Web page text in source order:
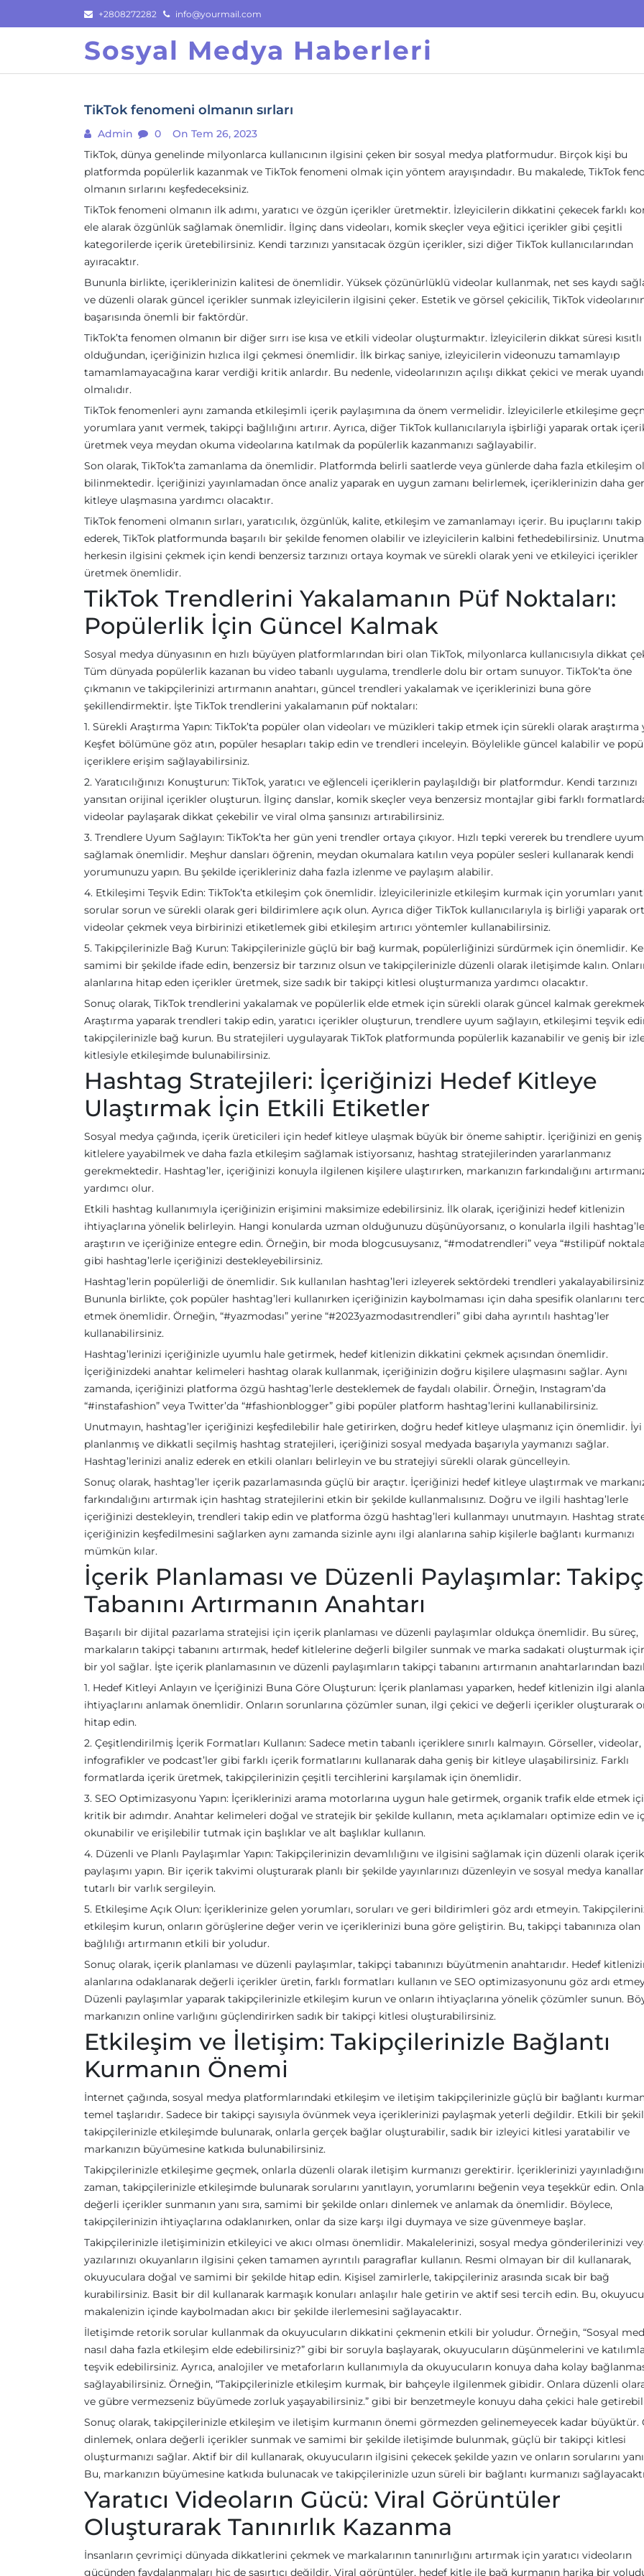
to
+2808272282 info@yourmail.com
Sosyal Medya Haberleri
TikTok fenomeni olmanın sırları
Admin 0
On Tem 26, 2023
TikTok, dünya genelinde milyonlarca kullanıcının ilgisini çeken bir sosyal medya platformudur. Birçok kişi bu
platformda popülerlik kazanmak ve TikTok fenomeni olmak için yöntem arayışındadır. Bu makalede, TikTok
olmanın sırlarını keşfedeceksiniz.
TikTok fenomeni olmanın ilk adımı, yaratıcı ve özgün içerikler üretmektir. İzleyicilerin dikkatini çekecek farklı
ele alarak özgünlük sağlamak önemlidir. İlginç dans videoları, komik skeçler veya eğitici içerikler gibi çeşitli
kategorilerde içerik üretebilirsiniz. Kendi tarzınızı yansıtacak özgün içerikler, sizi diğer TikTok kullanıcılarından
ayıracaktır.
Bununla birlikte, içeriklerinizin kalitesi de önemlidir. Yüksek çözünürlüklü videolar kullanmak, net ses kaydı
ve düzenli olarak güncel içerikler sunmak izleyicilerin ilgisini çeker. Estetik ve görsel çekicilik, TikTok
başarısında önemli bir faktördür.
TikTok’ta fenomen olmanın bir diğer sırrı ise kısa ve etkili videolar oluşturmaktır. İzleyicilerin dikkat süresi kısıtlı
olduğundan, içeriğinizin hızlıca ilgi çekmesi önemlidir. İlk birkaç saniye, izleyicilerin videonuzu tamamlayıp
tamamlamayacağına karar verdiği kritik anlardır. Bu nedenle, videolarınızın açılışı dikkat çekici ve merak
olmalıdır.
TikTok fenomenleri aynı zamanda etkileşimli içerik paylaşımına da önem vermelidir. İzleyicilerle etkileşime
yorumlara yanıt vermek, takipçi bağlılığını artırır. Ayrıca, diğer TikTok kullanıcılarıyla işbirliği yaparak ortak
üretmek veya meydan okuma videolarına katılmak da popülerlik kazanmanızı sağlayabilir.
Son olarak, TikTok’ta zamanlama da önemlidir. Platformda belirli saatlerde veya günlerde daha fazla etkileşim
bilinmektedir. İçeriğinizi yayınlamadan önce analiz yaparak en uygun zamanı belirlemek, içeriklerinizin daha
kitleye ulaşmasına yardımcı olacaktır.
TikTok fenomeni olmanın sırları, yaratıcılık, özgünlük, kalite, etkileşim ve zamanlamayı içerir. Bu ipuçlarını takip
ederek, TikTok platformunda başarılı bir şekilde fenomen olabilir ve izleyicilerin kalbini fethedebilirsiniz.
herkesin ilgisini çekmek için kendi benzersiz tarzınızı ortaya koymak ve sürekli olarak yeni ve etkileyici içerikler
üretmek önemlidir.
TikTok Trendlerini Yakalamanın Püf Noktaları:
Popülerlik İçin Güncel Kalmak
Sosyal medya dünyasının en hızlı büyüyen platformlarından biri olan TikTok, milyonlarca kullanıcısıyla dikkat
Tüm dünyada popülerlik kazanan bu video tabanlı uygulama, trendlerle dolu bir ortam sunuyor. TikTok’ta öne
çıkmanın ve takipçilerinizi artırmanın anahtarı, güncel trendleri yakalamak ve içeriklerinizi buna göre
şekillendirmektir. İşte TikTok trendlerini yakalamanın püf noktaları:
1. Sürekli Araştırma Yapın: TikTok’ta popüler olan videoları ve müzikleri takip etmek için sürekli olarak araştırma
Keşfet bölümüne göz atın, popüler hesapları takip edin ve trendleri inceleyin. Böylelikle güncel kalabilir ve
içeriklere erişim sağlayabilirsiniz.
2. Yaratıcılığınızı Konuşturun: TikTok, yaratıcı ve eğlenceli içeriklerin paylaşıldığı bir platformdur. Kendi tarzınızı
yansıtan orijinal içerikler oluşturun. İlginç danslar, komik skeçler veya benzersiz montajlar gibi farklı
videolar paylaşarak dikkat çekebilir ve viral olma şansınızı artırabilirsiniz.
3. Trendlere Uyum Sağlayın: TikTok’ta her gün yeni trendler ortaya çıkıyor. Hızlı tepki vererek bu trendlere uyum
sağlamak önemlidir. Meşhur dansları öğrenin, meydan okumalara katılın veya popüler sesleri kullanarak kendi
yorumunuzu yapın. Bu şekilde içerikleriniz daha fazla izlenme ve paylaşım alabilir.
4. Etkileşimi Teşvik Edin: TikTok’ta etkileşim çok önemlidir. İzleyicilerinizle etkileşim kurmak için yorumları
sorular sorun ve sürekli olarak geri bildirimlere açık olun. Ayrıca diğer TikTok kullanıcılarıyla iş birliği yaparak
videolar çekmek veya birbirinizi etiketlemek gibi etkileşim artırıcı yöntemler kullanabilirsiniz.
5. Takipçilerinizle Bağ Kurun: Takipçilerinizle güçlü bir bağ kurmak, popülerliğinizi sürdürmek için önemlidir.
samimi bir şekilde ifade edin, benzersiz bir tarzınız olsun ve takipçilerinizle düzenli olarak iletişimde kalın.
alanlarına hitap eden içerikler üretmek, size sadık bir takipçi kitlesi oluşturmanıza yardımcı olacaktır.
Sonuç olarak, TikTok trendlerini yakalamak ve popülerlik elde etmek için sürekli olarak güncel kalmak
Araştırma yaparak trendleri takip edin, yaratıcı içerikler oluşturun, trendlere uyum sağlayın, etkileşimi teşvik
takipçilerinizle bağ kurun. Bu stratejileri uygulayarak TikTok platformunda popülerlik kazanabilir ve geniş bir
kitlesiyle etkileşimde bulunabilirsiniz.
Hashtag Stratejileri: İçeriğinizi Hedef Kitleye
Ulaştırmak İçin Etkili Etiketler
Sosyal medya çağında, içerik üreticileri için hedef kitleye ulaşmak büyük bir öneme sahiptir. İçeriğinizi en geniş
kitlelere yayabilmek ve daha fazla etkileşim sağlamak istiyorsanız, hashtag stratejilerinden yararlanmanız
gerekmektedir. Hashtag’ler, içeriğinizi konuyla ilgilenen kişilere ulaştırırken, markanızın farkındalığını
yardımcı olur.
Etkili hashtag kullanımıyla içeriğinizin erişimini maksimize edebilirsiniz. İlk olarak, içeriğinizi hedef kitlenizin
ihtiyaçlarına yönelik belirleyin. Hangi konularda uzman olduğunuzu düşünüyorsanız, o konularla ilgili
araştırın ve içeriğinize entegre edin. Örneğin, bir moda blogcusuysanız, “#modatrendleri” veya “#stilipüf
gibi hashtag’lerle içeriğinizi destekleyebilirsiniz.
Hashtag’lerin popülerliği de önemlidir. Sık kullanılan hashtag’leri izleyerek sektördeki trendleri
Bununla birlikte, çok popüler hashtag’leri kullanırken içeriğinizin kaybolmaması için daha spesifik olanlarını
etmek önemlidir. Örneğin, “#yazmodası” yerine “#2023yazmodasıtrendleri” gibi daha ayrıntılı hashtag’ler
kullanabilirsiniz.
Hashtag’lerinizi içeriğinizle uyumlu hale getirmek, hedef kitlenizin dikkatini çekmek açısından önemlidir.
İçeriğinizdeki anahtar kelimeleri hashtag olarak kullanmak, içeriğinizin doğru kişilere ulaşmasını sağlar. Aynı
zamanda, içeriğinizi platforma özgü hashtag’lerle desteklemek de faydalı olabilir. Örneğin, Instagram’da
“#instafashion” veya Twitter’da “#fashionblogger” gibi popüler platform hashtag’lerini kullanabilirsiniz.
Unutmayın, hashtag’ler içeriğinizi keşfedilebilir hale getirirken, doğru hedef kitleye ulaşmanız için önemlidir. İyi
planlanmış ve dikkatli seçilmiş hashtag stratejileri, içeriğinizi sosyal medyada başarıyla yaymanızı sağlar.
Hashtag’lerinizi analiz ederek en etkili olanları belirleyin ve bu stratejiyi sürekli olarak güncelleyin.
Sonuç olarak, hashtag’ler içerik pazarlamasında güçlü bir araçtır. İçeriğinizi hedef kitleye ulaştırmak ve
farkındalığını artırmak için hashtag stratejilerini etkin bir şekilde kullanmalısınız. Doğru ve ilgili hashtag’lerle
içeriğinizi destekleyin, trendleri takip edin ve platforma özgü hashtag’leri kullanmayı unutmayın. Hashtag
içeriğinizin keşfedilmesini sağlarken aynı zamanda sizinle aynı ilgi alanlarına sahip kişilerle bağlantı kurmanızı
mümkün kılar.
İçerik Planlaması ve Düzenli Paylaşımlar:
Tabanını Artırmanın Anahtarı
Başarılı bir dijital pazarlama stratejisi için içerik planlaması ve düzenli paylaşımlar oldukça önemlidir. Bu süreç,
markaların takipçi tabanını artırmak, hedef kitlelerine değerli bilgiler sunmak ve marka sadakati oluşturmak
bir yol sağlar. İşte içerik planlamasının ve düzenli paylaşımların takipçi tabanını artırmanın anahtarlarından
1. Hedef Kitleyi Anlayın ve İçeriğinizi Buna Göre Oluşturun: İçerik planlaması yaparken, hedef kitlenizin ilgi
ihtiyaçlarını anlamak önemlidir. Onların sorunlarına çözümler sunan, ilgi çekici ve değerli içerikler oluşturarak
hitap edin.
2. Çeşitlendirilmiş İçerik Formatları Kullanın: Sadece metin tabanlı içeriklere sınırlı kalmayın. Görseller, videolar,
infografikler ve podcast’ler gibi farklı içerik formatlarını kullanarak daha geniş bir kitleye ulaşabilirsiniz. Farklı
formatlarda içerik üretmek, takipçilerinizin çeşitli tercihlerini karşılamak için önemlidir.
3. SEO Optimizasyonu Yapın: İçeriklerinizi arama motorlarına uygun hale getirmek, organik trafik elde etmek
kritik bir adımdır. Anahtar kelimeleri doğal ve stratejik bir şekilde kullanın, meta açıklamaları optimize edin ve
okunabilir ve erişilebilir tutmak için başlıklar ve alt başlıklar kullanın.
4. Düzenli ve Planlı Paylaşımlar Yapın: Takipçilerinizin devamlılığını ve ilgisini sağlamak için düzenli olarak içerik
paylaşımı yapın. Bir içerik takvimi oluşturarak planlı bir şekilde yayınlarınızı düzenleyin ve sosyal medya
tutarlı bir varlık sergileyin.
5. Etkileşime Açık Olun: İçeriklerinize gelen yorumları, soruları ve geri bildirimleri göz ardı etmeyin.
etkileşim kurun, onların görüşlerine değer verin ve içeriklerinizi buna göre geliştirin. Bu, takipçi tabanınıza olan
bağlılığı artırmanın etkili bir yoludur.
Sonuç olarak, içerik planlaması ve düzenli paylaşımlar, takipçi tabanınızı büyütmenin anahtarıdır. Hedef
alanlarına odaklanarak değerli içerikler üretin, farklı formatları kullanın ve SEO optimizasyonunu göz ardı
Düzenli paylaşımlar yaparak takipçilerinizle etkileşim kurun ve onların ihtiyaçlarına yönelik çözümler sunun.
markanızın online varlığını güçlendirirken sadık bir takipçi kitlesi oluşturabilirsiniz.
Etkileşim ve İletişim: Takipçilerinizle Bağlantı
Kurmanın Önemi
İnternet çağında, sosyal medya platformlarındaki etkileşim ve iletişim takipçilerinizle güçlü bir bağlantı
temel taşlarıdır. Sadece bir takipçi sayısıyla övünmek veya içeriklerinizi paylaşmak yeterli değildir. Etkili bir
takipçilerinizle etkileşimde bulunarak, onlarla gerçek bağlar oluşturabilir, sadık bir izleyici kitlesi yaratabilir ve
markanızın büyümesine katkıda bulunabilirsiniz.
Takipçilerinizle etkileşime geçmek, onlarla düzenli olarak iletişim kurmanızı gerektirir. İçeriklerinizi
zaman, takipçilerinizle etkileşimde bulunarak sorularını yanıtlayın, yorumlarını beğenin veya teşekkür edin.
değerli içerikler sunmanın yanı sıra, samimi bir şekilde onları dinlemek ve anlamak da önemlidir. Böylece,
takipçilerinizin ihtiyaçlarına odaklanırken, onlar da size karşı ilgi duymaya ve size güvenmeye başlar.
Takipçilerinizle iletişiminizin etkileyici ve akıcı olması önemlidir. Makalelerinizi, sosyal medya gönderilerinizi
yazılarınızı okuyanların ilgisini çeken tamamen ayrıntılı paragraflar kullanın. Resmi olmayan bir dil kullanarak,
okuyuculara doğal ve samimi bir şekilde hitap edin. Kişisel zamirlerle, takipçileriniz arasında sıcak bir bağ
kurabilirsiniz. Basit bir dil kullanarak karmaşık konuları anlaşılır hale getirin ve aktif sesi tercih edin. Bu,
makalenizin içinde kaybolmadan akıcı bir şekilde ilerlemesini sağlayacaktır.
İletişimde retorik sorular kullanmak da okuyucuların dikkatini çekmenin etkili bir yoludur. Örneğin, “Sosyal
nasıl daha fazla etkileşim elde edebilirsiniz?” gibi bir soruyla başlayarak, okuyucuların düşünmelerini ve
teşvik edebilirsiniz. Ayrıca, analojiler ve metaforların kullanımıyla da okuyucuların konuya daha kolay
sağlayabilirsiniz. Örneğin, “Takipçilerinizle etkileşim kurmak, bir bahçeyle ilgilenmek gibidir. Onlara düzenli
ve gübre vermezseniz büyümede zorluk yaşayabilirsiniz.” gibi bir benzetmeyle konuyu daha çekici hale
Sonuç olarak, takipçilerinizle etkileşim ve iletişim kurmanın önemi görmezden gelinemeyecek kadar büyüktür.
dinlemek, onlara değerli içerikler sunmak ve samimi bir şekilde iletişimde bulunmak, güçlü bir takipçi kitlesi
oluşturmanızı sağlar. Aktif bir dil kullanarak, okuyucuların ilgisini çekecek şekilde yazın ve onların sorularını
Bu, markanızın büyümesine katkıda bulunacak ve takipçilerinizle uzun süreli bir bağlantı kurmanızı
Yaratıcı Videoların Gücü: Viral Görüntüler
Oluşturarak Tanınırlık Kazanma
İnsanların çevrimiçi dünyada dikkatlerini çekmek ve markalarının tanınırlığını artırmak için yaratıcı videoların
gücünden faydalanmaları hiç de şaşırtıcı değildir. Viral görüntüler, hedef kitle ile bağ kurmanın harika bir